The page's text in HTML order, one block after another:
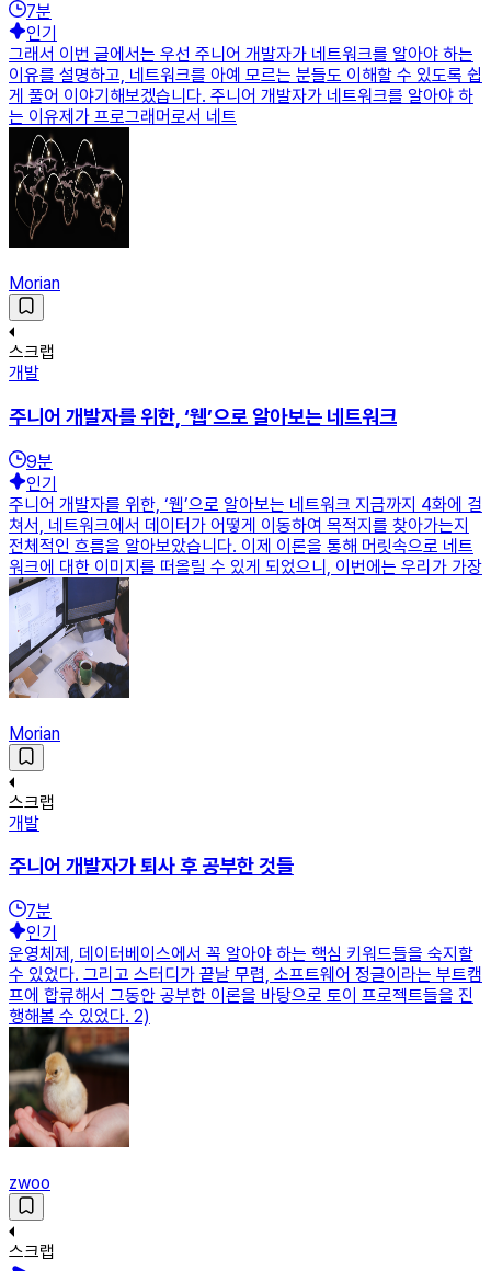
7분
인기
그래서 이번 글에서는 우선 주니어 개발자가 네트워크를 알아야 하는
이유를 설명하고, 네트워크를 아예 모르는 분들도 이해할 수 있도록 쉽
게 풀어 이야기해보겠습니다. 주니어 개발자가 네트워크를 알아야 하
는 이유제가 프로그래머로서 네트
Morian
스크랩
개발
주니어 개발자를 위한, ‘웹’으로 알아보는 네트워크
9분
인기
주니어 개발자를 위한, ‘웹’으로 알아보는 네트워크 지금까지 4화에 걸
쳐서, 네트워크에서 데이터가 어떻게 이동하여 목적지를 찾아가는지
전체적인 흐름을 알아보았습니다. 이제 이론을 통해 머릿속으로 네트
워크에 대한 이미지를 떠올릴 수 있게 되었으니, 이번에는 우리가 가장
Morian
스크랩
개발
주니어 개발자가 퇴사 후 공부한 것들
7분
인기
운영체제, 데이터베이스에서 꼭 알아야 하는 핵심 키워드들을 숙지할
수 있었다. 그리고 스터디가 끝날 무렵, 소프트웨어 정글이라는 부트캠
프에 합류해서 그동안 공부한 이론을 바탕으로 토이 프로젝트들을 진
행해볼 수 있었다. 2)
zwoo
스크랩